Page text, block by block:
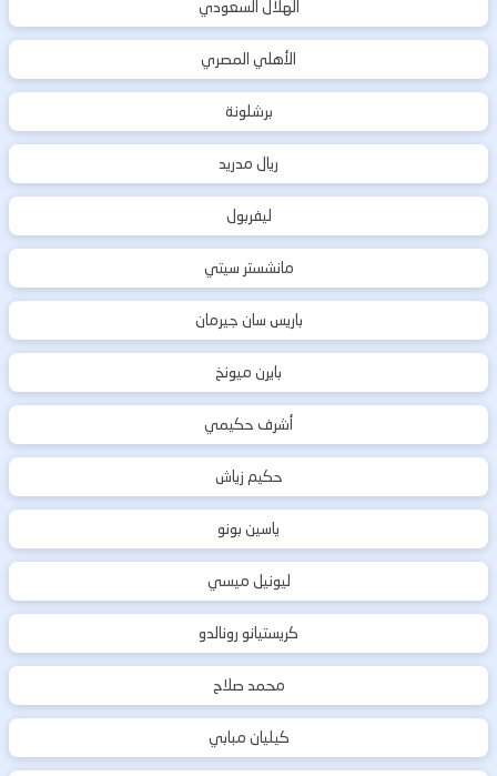
الهلال السعودي
الأهلي المصري
برشلونة
ريال مدريد
ليفربول
مانشستر سيتي
باريس سان جيرمان
بايرن ميونخ
أشرف حكيمي
حكيم زياش
ياسين بونو
ليونيل ميسي
كريستيانو رونالدو
محمد صلاح
كيليان مبابي